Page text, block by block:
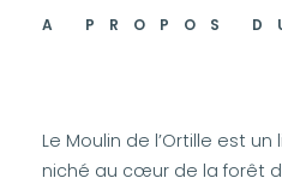
A PROPOS
Le Moulin de l’Ortille est
niché au cœur de la forêt